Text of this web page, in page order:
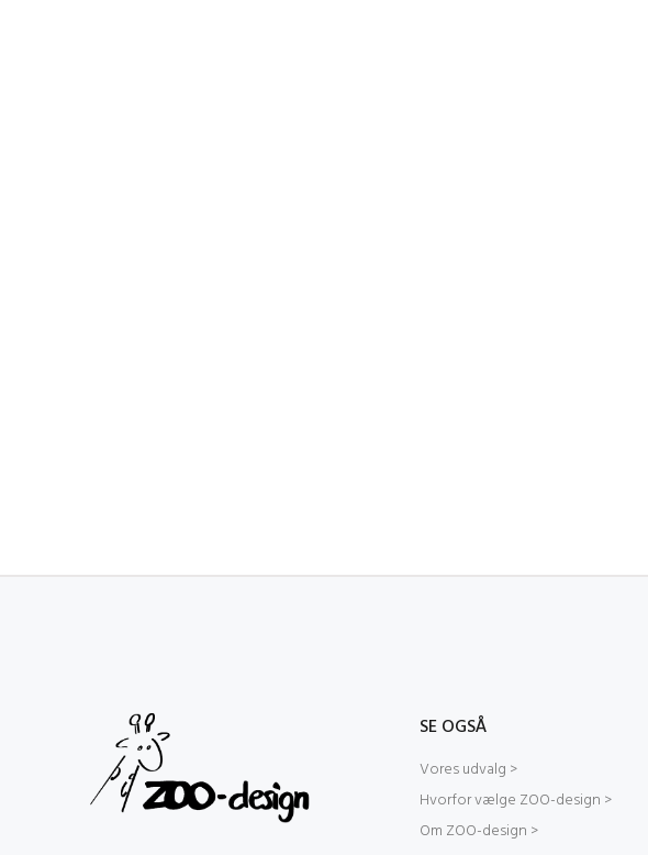
SE OGSÅ
Vores udvalg >
Hvorfor vælge ZOO-design >
Om ZOO-design >